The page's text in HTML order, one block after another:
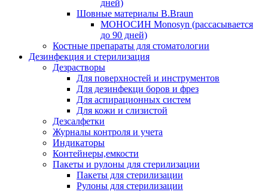
дней)
Шовные материалы B.Braun
МОНОСИН Monosyn (рассасывается
до 90 дней)
Костные препараты для стоматологии
Дезинфекция и стерилизация
Дезрастворы
Для поверхностей и инструментов
Для дезинфекци боров и фрез
Для аспирационных систем
Для кожи и слизистой
Дезсалфетки
Журналы контроля и учета
Индикаторы
Контейнеры,емкости
Пакеты и рулоны для стерилизации
Пакеты для стерилизации
Рулоны для стерилизации